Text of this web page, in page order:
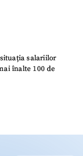
salariilor
înalte 100 de